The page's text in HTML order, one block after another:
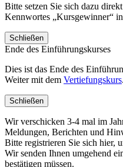
Bitte setzen Sie sich dazu
Kennwortes „Kursgewinner“
Schließen
Ende des Einführungskurses
Dies ist das Ende des
Weiter mit dem Vertiefungskurs.
Schließen
Wir verschicken 3-4 mal im
Meldungen, Berichten und
Bitte registrieren Sie sich hier,
Wir senden Ihnen umgehend
bestätigen müssen.